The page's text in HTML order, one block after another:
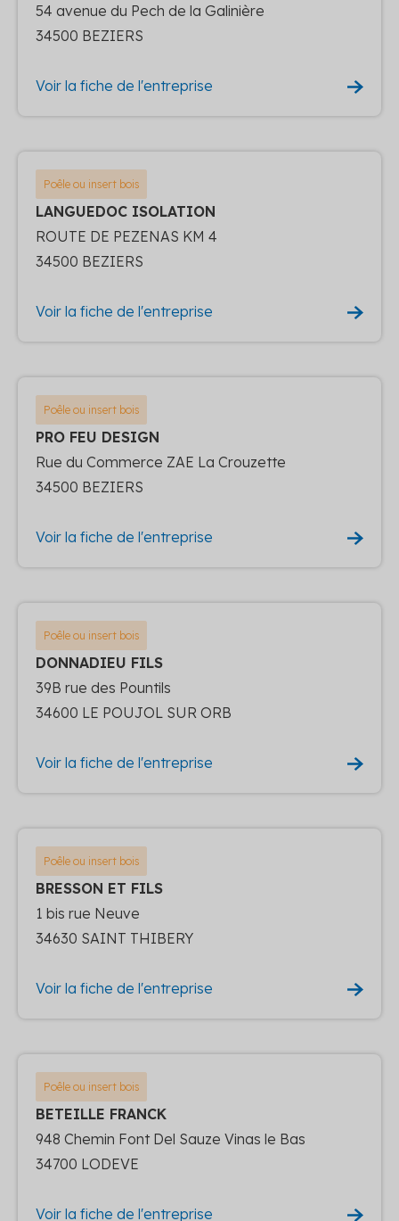
54 avenue du Pech de la Galinière
34500 BEZIERS
Voir la fiche de l'entreprise
Poêle ou insert bois
LANGUEDOC ISOLATION
ROUTE DE PEZENAS KM 4
34500 BEZIERS
Voir la fiche de l'entreprise
Poêle ou insert bois
PRO FEU DESIGN
Rue du Commerce ZAE La Crouzette
34500 BEZIERS
Voir la fiche de l'entreprise
Poêle ou insert bois
DONNADIEU FILS
39B rue des Pountils
34600 LE POUJOL SUR ORB
Voir la fiche de l'entreprise
Poêle ou insert bois
BRESSON ET FILS
1 bis rue Neuve
34630 SAINT THIBERY
Voir la fiche de l'entreprise
Poêle ou insert bois
BETEILLE FRANCK
948 Chemin Font Del Sauze Vinas le Bas
34700 LODEVE
Voir la fiche de l'entreprise